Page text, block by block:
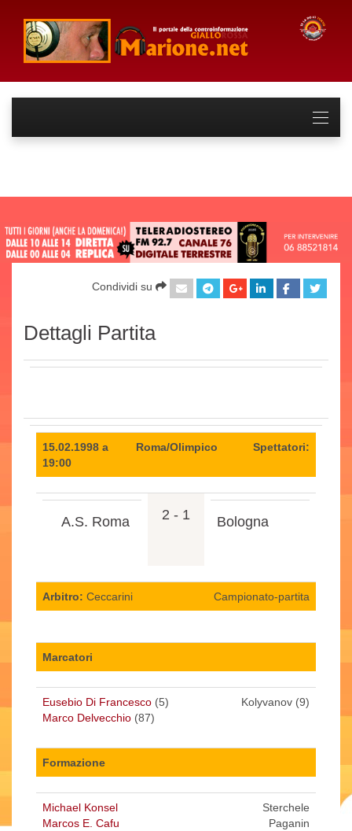
Condividi su
Dettagli Partita
15.02.1998 a
19:00
Roma/Olimpico Spettatori:
A.S. Roma 2 - 1 Bologna
Arbitro: Ceccarini Campionato-partita
Marcatori
Eusebio Di Francesco (5)
Marco Delvecchio (87)
Kolyvanov (9)
Formazione
Michael Konsel
Marcos E. Cafu
Sterchele
Paganin